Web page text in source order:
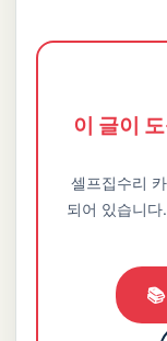
이 글이
셀프집수리
되어 있습니